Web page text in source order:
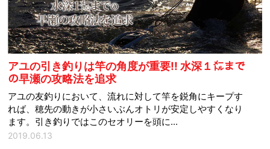
アユの引き釣りは竿の角度が重要!! 水深１㍍まで
の早瀬の攻略法を追求
アユの友釣りにおいて、流れに対して竿を鋭角にキープす
れば、穂先の動きが小さいぶんオトリが安定しやすくなり
ます。引き釣りではこのセオリーを頭に...
2019.06.13